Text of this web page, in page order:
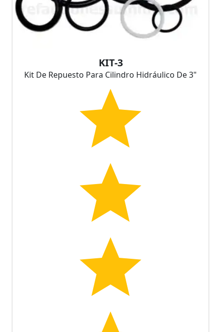
KIT-3
Kit De Repuesto Para Cilindro Hidráulico De 3"